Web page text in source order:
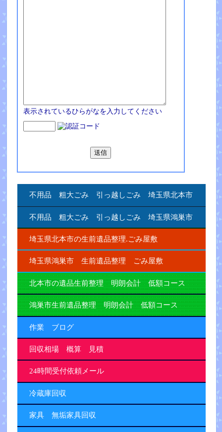
表示されているひらがなを入力してください
不用品 粗大ごみ 引っ越しごみ 埼玉県北本市
不用品 粗大ごみ 引っ越しごみ 埼玉県鴻巣市
埼玉県北本市の生前遺品整理.ごみ屋敷
埼玉県鴻巣市 生前遺品整理 ごみ屋敷
北本市の遺品生前整理 明朗会計 低額コース
鴻巣市生前遺品整理 明朗会計 低額コース
作業 ブログ
回収相場 概算 見積
24時間受付依頼メール
冷蔵庫回収
家具 無垢家具回収